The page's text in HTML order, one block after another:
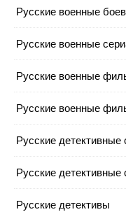
Русские военные
Русские военные
Русские военные
Русские военные
Русские детективные
Русские детективные
Русские детективы